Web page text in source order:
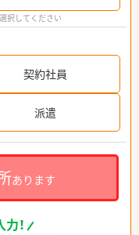
択してください
契約社員
派遣
あります
！